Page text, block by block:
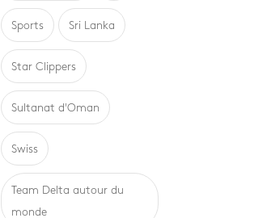
Sports Sri Lanka
Star Clippers
Sultanat d'Oman
Swiss
Team Delta autour du
monde